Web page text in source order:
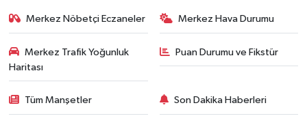
Merkez Nöbetçi Eczaneler Merkez Hava Durumu
Merkez Trafik Yoğunluk
Haritası
Puan Durumu ve Fikstür
Tüm Manşetler Son Dakika Haberleri